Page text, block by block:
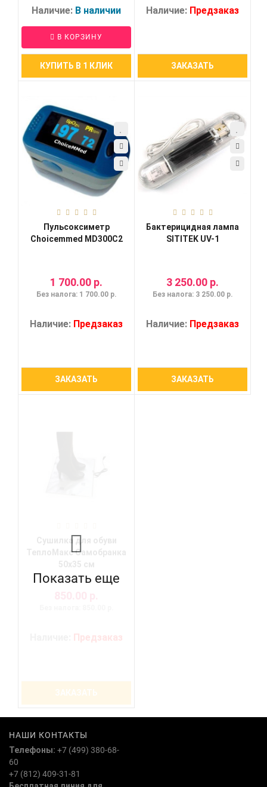
Наличие: В наличии
В КОРЗИНУ
КУПИТЬ В 1 КЛИК
Наличие: Предзаказ
ЗАКАЗАТЬ
Пульсоксиметр
Choicemmed MD300C2
1 700.00 р.
Без налога: 1 700.00 р.
Наличие: Предзаказ
ЗАКАЗАТЬ
Бактерицидная лампа
SITITEK UV-1
3 250.00 р.
Без налога: 3 250.00 р.
Наличие: Предзаказ
ЗАКАЗАТЬ
ТеплоМакс Самобранка
Предзаказ
Показать еще
НАШИ КОНТАКТЫ
Телефоны: +7 (499) 380-68-
60
+7 (812) 409-31-81